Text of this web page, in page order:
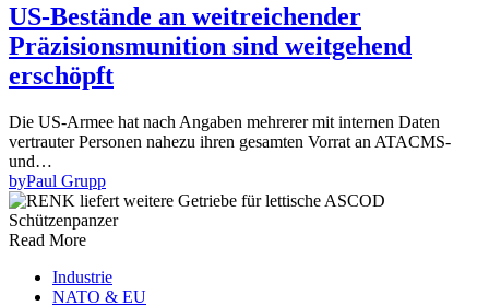
US-Bestände an weitreichender
Präzisionsmunition sind weitgehend
erschöpft
Die US-Armee hat nach Angaben mehrerer mit internen Daten
vertrauter Personen nahezu ihren gesamten Vorrat an ATACMS-
und…
byPaul Grupp
Read More
Industrie
NATO & EU